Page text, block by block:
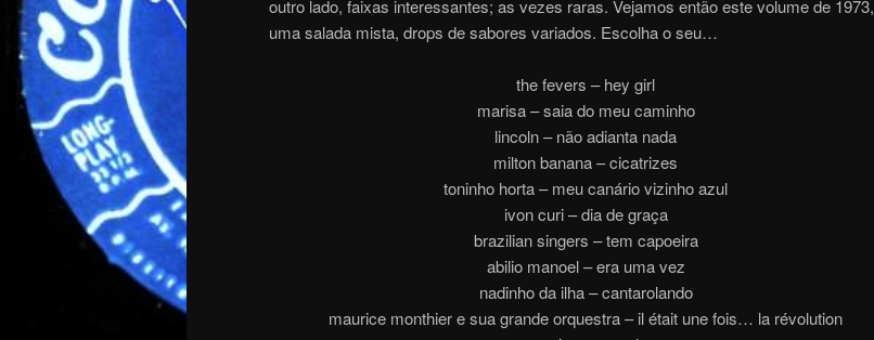
outro lado, faixas interessantes; as vezes raras. Vejamos então este volume de 1973,
uma salada mista, drops de sabores variados. Escolha o seu…
the fevers – hey girl
marisa – saia do meu caminho
lincoln – não adianta nada
milton banana – cicatrizes
toninho horta – meu canário vizinho azul
ivon curi – dia de graça
brazilian singers – tem capoeira
abilio manoel – era uma vez
nadinho da ilha – cantarolando
maurice monthier e sua grande orquestra – il était une fois… la révolution